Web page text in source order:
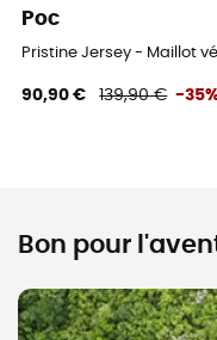
Poc
Pristine Jersey - Maillot
90,90 € 139,90 € -
Bon pour